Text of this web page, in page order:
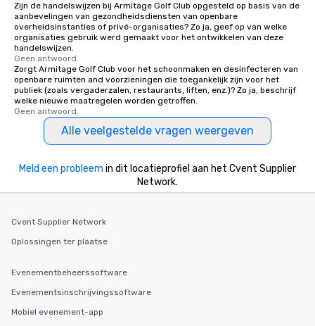
Zijn de handelswijzen bij Armitage Golf Club opgesteld op basis van de
aanbevelingen van gezondheidsdiensten van openbare
overheidsinstanties of privé-organisaties? Zo ja, geef op van welke
organisaties gebruik werd gemaakt voor het ontwikkelen van deze
handelswijzen.
Geen antwoord.
Zorgt Armitage Golf Club voor het schoonmaken en desinfecteren van
openbare ruimten and voorzieningen die toegankelijk zijn voor het
publiek (zoals vergaderzalen, restaurants, liften, enz.)? Zo ja, beschrijf
welke nieuwe maatregelen worden getroffen.
Geen antwoord.
Alle veelgestelde vragen weergeven
Meld een probleem in dit locatieprofiel aan het Cvent Supplier
Network.
Cvent Supplier Network
Oplossingen ter plaatse
Evenementbeheerssoftware
Evenementsinschrijvingssoftware
Mobiel evenement-app